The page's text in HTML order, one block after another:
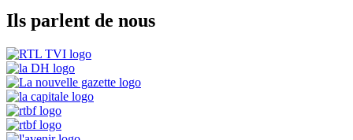
Ils parlent de nous